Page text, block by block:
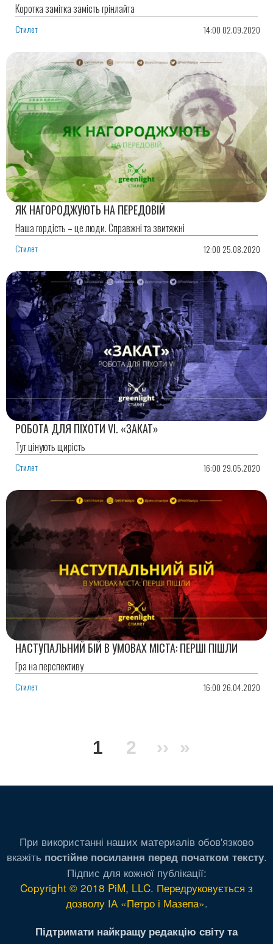
Коротка замітка замість грінлайта
Стилет 14:00 02.09.2020
ЯК НАГОРОДЖУЮТЬ НА ПЕРЕДОВІЙ
Наша гордість – це люди. Справжні та звитяжні
Стилет 12:00 25.08.2020
РОБОТА ДЛЯ ПІХОТИ VI. «ЗАКАТ»
Тут цінують щирість
Стилет 16:00 29.05.2020
НАСТУПАЛЬНИЙ БІЙ В УМОВАХ МІСТА: ПЕРШІ ПІШЛИ
Гра на перспективу
Стилет 16:00 26.04.2020
Поточна
1 Сторінка
2
Наступна
››
Остання
»
При використанні наших материалів обов'язково
вкажіть постійне посилання перед початком тексту.
Підпис для кожної публікації:
Copyright © 2018 PiM, LLC. Передруковується з
дозволу ІА «Петро і Мазепа».
Підтримати найкращу редакцію світу та